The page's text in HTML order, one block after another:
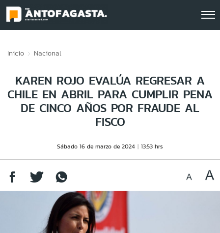
Inicio Nacional
KAREN ROJO EVALÚA REGRESAR A
CHILE EN ABRIL PARA CUMPLIR PENA
DE CINCO AÑOS POR FRAUDE AL
FISCO
Sábado 16 de marzo de 2024 13:53 hrs